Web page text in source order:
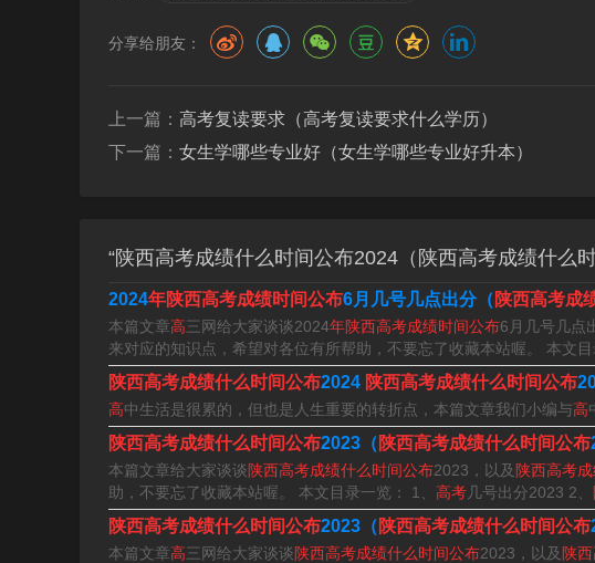
陕西省会在6月24日中午12：00公布2023年高考成绩和各批次
年陕西省高考分数线公布时间为6月24日。陕西省2023年高
布。各批次录取最低控制分数线如下：本科一批：文史类489
分享给朋友：
上一篇： 高考复读要求（高考复读要求什么学历）
下一篇： 女生学哪些专业好（女生学哪些专业好升本）
“陕西高考成绩什么时间公布2024（陕西高考成绩什么
2024年陕西高考成绩时间公布6月几号几点出分（陕西高考成
本篇文章高三网给大家谈谈2024年陕西高考成绩时间公布6月几号几点
来对应的知识点，希望对各位有所帮助，不要忘了收藏本站喔。 本文目
陕西高考成绩什么时间公布2024 陕西高考成绩什么时间公布
高中生活是很累的，但也是人生重要的转折点，本篇文章我们小编与高
陕西高考成绩什么时间公布2023（陕西高考成绩什么时间公布
本篇文章给大家谈谈陕西高考成绩什么时间公布2023，以及 陕西高考
助，不要忘了收藏本站喔。 本文目录一览： 1、 高考几号出分2023 2、
陕西高考成绩什么时间公布2023（陕西高考成绩什么时间公布
本篇文章高三网给大家谈谈陕西高考成绩什么时间公布2023，以及 陕